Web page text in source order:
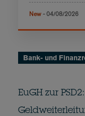
New - 04/08/2026
Bank- und
EuGH zur